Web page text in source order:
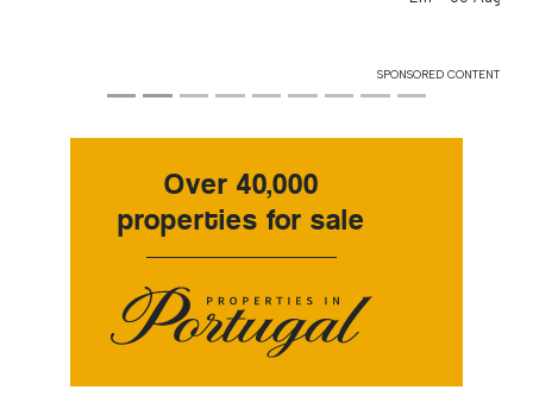
SPONSORED CONTENT
Over 40,000
properties for sale